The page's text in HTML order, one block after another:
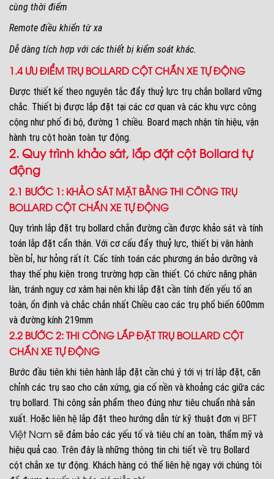
cùng thời điểm
Remote điều khiển từ xa
Dễ dàng tích hợp với các thiết bị kiểm soát khác.
1.4 ƯU ĐIỂM TRỤ BOLLARD CỘT CHẮN XE TỰ ĐỘNG
Được thiết kế theo nguyên tắc đẩy thuỷ lực trụ chắn bollard vững
chắc. Thiết bị được lắp đặt tại các cơ quan và các khu vực công
cộng như phố đi bộ, đường 1 chiều. Board mạch nhận tín hiệu, vận
hành trụ cột hoàn toàn tự động.
2. Quy trình khảo sát, lắp đặt cột Bollard tự
động
2.1 BƯỚC 1: KHẢO SÁT MẶT BẰNG THI CÔNG TRỤ
BOLLARD CỘT CHẮN XE TỰ ĐỘNG
Quy trình lắp đặt trụ bollard chắn đường cần được khảo sát và tính
toán lắp đặt cẩn thận. Với cơ cấu đẩy thuỷ lực, thiết bị vận hành
bền bỉ, hư hỏng rất ít. Cấc tính toán các phương án bảo dưỡng và
thay thế phụ kiện trong trường hợp cần thiết. Có chức năng phân
làn, tránh nguy cơ xâm hại nên khi lắp đặt cần tính đến yếu tố an
toàn, ổn định và chắc chắn nhất Chiều cao các trụ phổ biến 600mm
và đường kính 219mm
2.2 BƯỚC 2: THI CÔNG LẮP ĐẶT TRỤ BOLLARD CỘT
CHẮN XE TỰ ĐỘNG
Bước đầu tiên khi tiên hành lắp đặt cần chú ý tới vị trí lắp đặt, căn
chỉnh các trụ sao cho cân xứng, gia cố nền và khoảng các giữa các
trụ bollard. Thi công sản phẩm theo đúng như tiêu chuẩn nhà sản
xuất. Hoặc liên hệ lắp đặt theo hướng dẫn từ kỹ thuật đơn vị BFT
Việt Nam sẽ đảm bảo các yếu tố và tiêu chí an toàn, thẩm mỹ và
hiệu quả cao. Trên đây là những thông tin chi tiết về trụ Bollard
cột chắn xe tự động. Khách hàng có thể liên hệ ngay với chúng tôi